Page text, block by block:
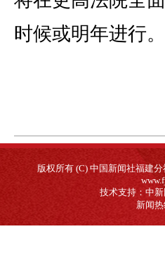
时候或明年进行。
版权所有 (C) 中国新闻社福建
技术支持：中
新闻